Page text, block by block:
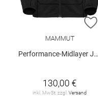
MAMMUT
Performance-Midlayer Jacke "Taiss"
130,00 €
inkl. MwSt. zzgl. Versand